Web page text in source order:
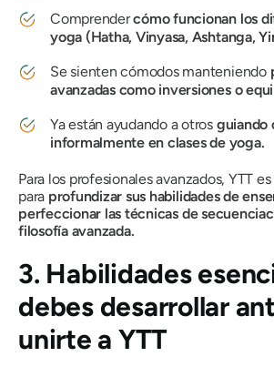
Comprendercómo funcionan los
yoga (Hatha, Vinyasa, Ashtanga,
Se sienten cómodos manteniendo
avanzadas como inversiones o
Ya están ayudando a otros guiando
informalmente en clases de yoga.
Para los profesionales avanzados, YTT
para profundizar sus habilidades de
perfeccionar las técnicas de
filosofía avanzada.
3. Habilidades
debes desarrollar
unirte a YTT